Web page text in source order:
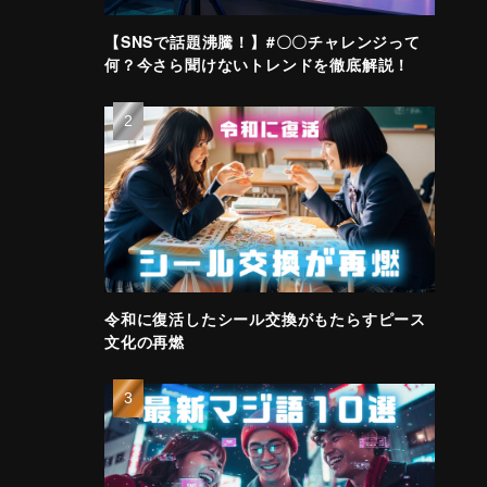
【SNSで話題沸騰！】#〇〇チャレンジって
何？今さら聞けないトレンドを徹底解説！
令和に復活したシール交換がもたらすピース
文化の再燃